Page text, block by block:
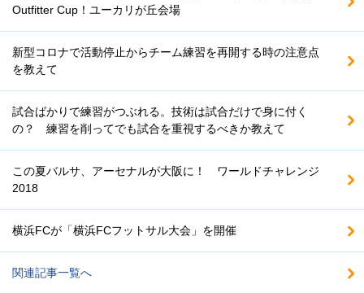
Outfitter Cup！ユーカリが丘会場
新型コロナで活動停止からチーム練習を再開する時の注意点
を教えて
試合ばかりで練習がつぶれる。技術は試合だけで身に付く
の？ 練習を削ってでも試合を重視するべきか教えて
この夏バルサ、アーセナルが大阪に！ ワールドチャレンジ
2018
横浜FCが「横浜FCフットサル大会」を開催
関連記事一覧へ